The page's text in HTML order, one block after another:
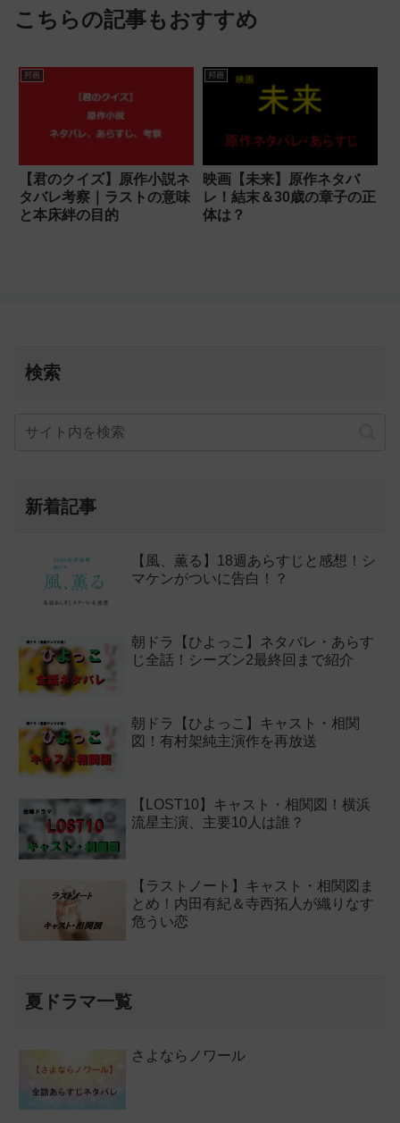
こちらの記事もおすすめ
邦画
【君のクイズ】原作小説ネ
タバレ考察｜ラストの意味
と本床絆の目的
邦画
映画【未来】原作ネタバ
レ！結末＆30歳の章子の正
体は？
検索
新着記事
【風、薫る】18週あらすじと感想！シ
マケンがついに告白！？
朝ドラ【ひよっこ】ネタバレ・あらす
じ全話！シーズン2最終回まで紹介
朝ドラ【ひよっこ】キャスト・相関
図！有村架純主演作を再放送
【LOST10】キャスト・相関図！横浜
流星主演、主要10人は誰？
【ラストノート】キャスト・相関図ま
とめ！内田有紀＆寺西拓人が織りなす
危うい恋
夏ドラマ一覧
さよならノワール